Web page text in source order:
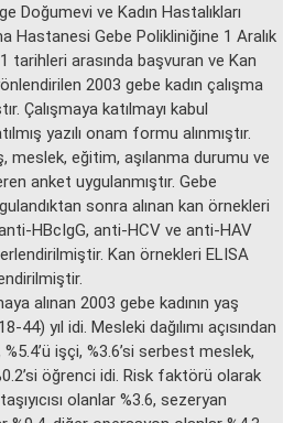
Doğumevi ve Kadın Hastalıkları
Hastanesi Gebe Polikliniğine 1 Aralık
tarihleri arasında başvuran ve Kan
2003 gebe kadın çalışma
Çalışmaya katılmayı kabul
yazılı onam formu alınmıştır.
meslek, eğitim, aşılanma durumu ve
anket uygulanmıştır. Gebe
sonra alınan kan örnekleri
HBcIgG, anti-HCV ve anti-HAV
Kan örnekleri ELISA
alınan 2003 gebe kadının yaş
44) yıl idi. Mesleki dağılımı açısından
%5.4’ü işçi, %3.6’si serbest meslek,
öğrenci idi. Risk faktörü olarak
olanlar %3.6, sezeryan